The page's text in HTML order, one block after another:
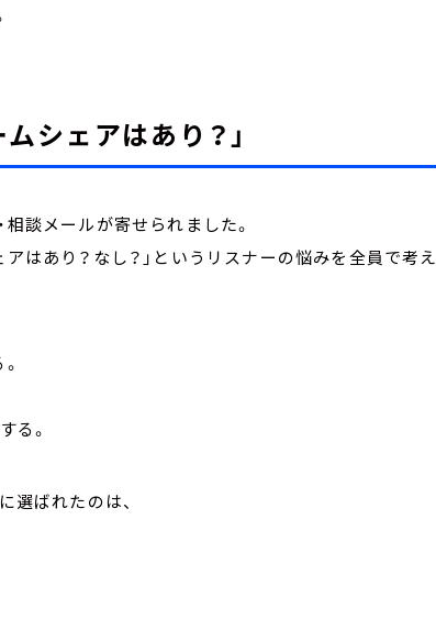
シェアはあり？」
談メールが寄せられました。
はあり？なし？」というリスナーの悩みを全員で考え
る。
選ばれたのは、